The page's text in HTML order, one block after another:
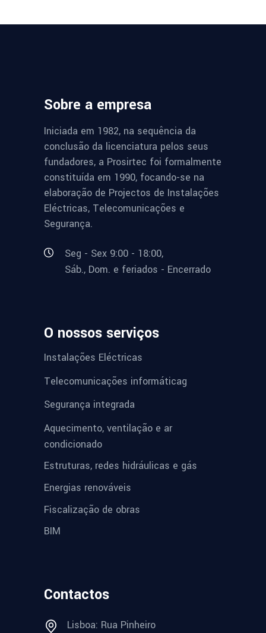
Sobre a empresa
Iniciada em 1982, na sequência da
conclusão da licenciatura pelos seus
fundadores, a Prosirtec foi formalmente
constituída em 1990, focando-se na
elaboração de Projectos de Instalações
Eléctricas, Telecomunicações e
Segurança.
Seg - Sex 9:00 - 18:00,
Sáb., Dom. e feriados - Encerrado
O nossos serviços
Instalações Eléctricas
Telecomunicações informáticag
Segurança integrada
Aquecimento, ventilação e ar
condicionado
Estruturas, redes hidráulicas e gás
Energias renováveis
Fiscalização de obras
BIM
Contactos
Lisboa: Rua Pinheiro